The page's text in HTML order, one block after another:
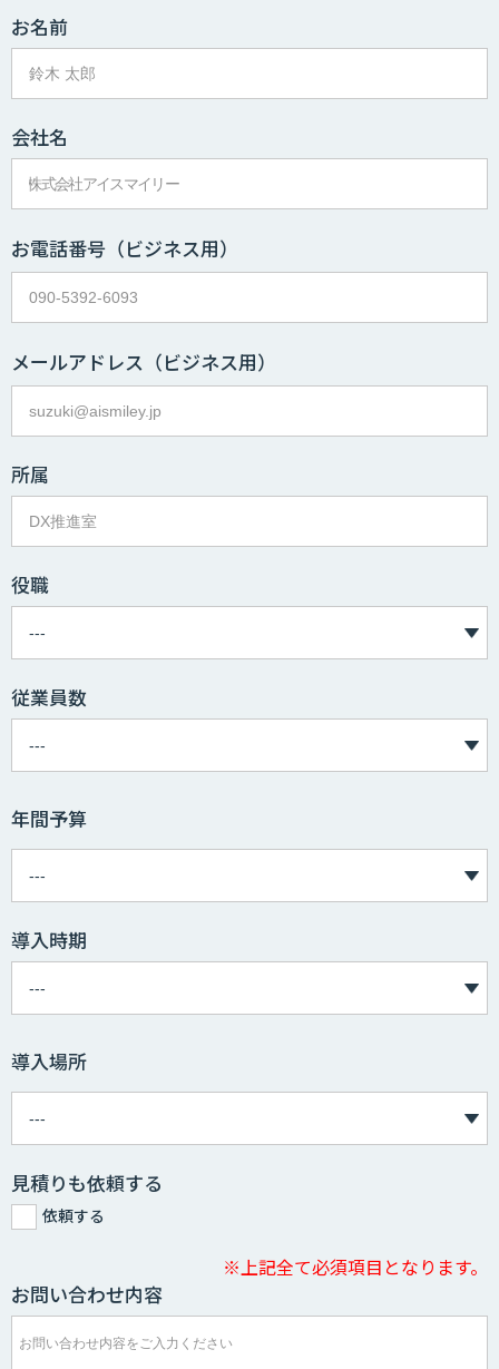
お名前
会社名
お電話番号 （ビジネス用）
メールアドレス （ビジネス用）
所属
役職
従業員数
年間予算
導入時期
導入場所
見積りも依頼する
依頼する
※上記全て必須項目となります。
お問い合わせ内容